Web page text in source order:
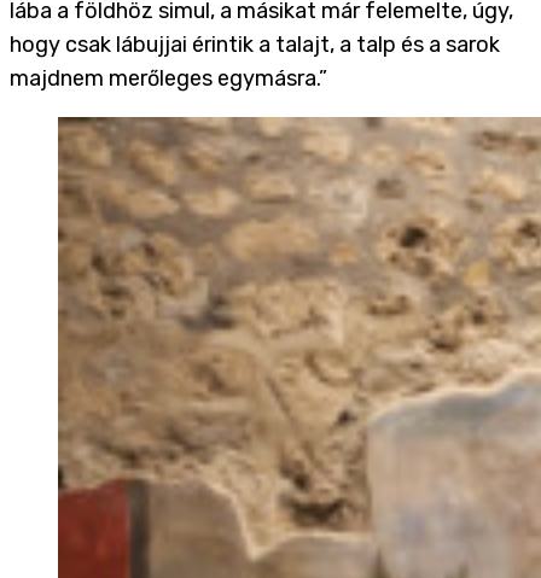
lába a földhöz simul, a másikat már felemelte, úgy,
hogy csak lábujjai érintik a talajt, a talp és a sarok
majdnem merőleges egymásra.”